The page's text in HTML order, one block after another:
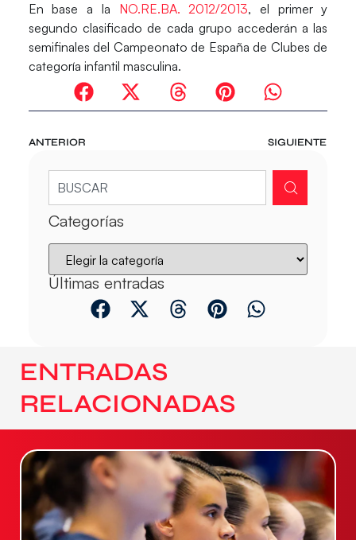
En base a la NO.RE.BA. 2012/2013, el primer y
segundo clasificado de cada grupo accederán a las
semifinales del Campeonato de España de Clubes de
categoría infantil masculina.
ANTERIOR SIGUIENTE
Categorías
Últimas entradas
ENTRADAS
RELACIONADAS